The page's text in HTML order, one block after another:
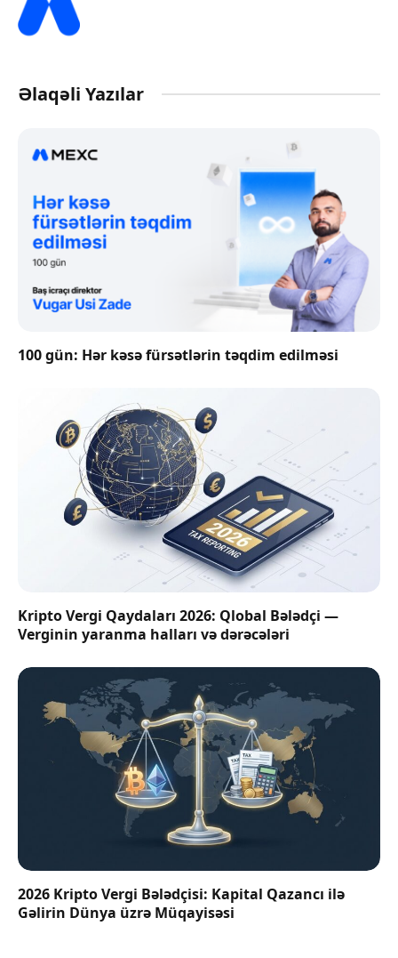
Əlaqəli Yazılar
100 gün: Hər kəsə fürsətlərin təqdim edilməsi
Kripto Vergi Qaydaları 2026: Qlobal Bələdçi —
Verginin yaranma halları və dərəcələri
2026 Kripto Vergi Bələdçisi: Kapital Qazancı ilə
Gəlirin Dünya üzrə Müqayisəsi